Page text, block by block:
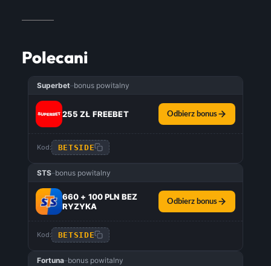
Polecani
Superbet–bonus powitalny
255 ZŁ FREEBET Odbierz bonus
Kod: BETSIDE
STS–bonus powitalny
660 + 100 PLN BEZ
RYZYKA
Odbierz bonus
Kod: BETSIDE
Fortuna–bonus powitalny